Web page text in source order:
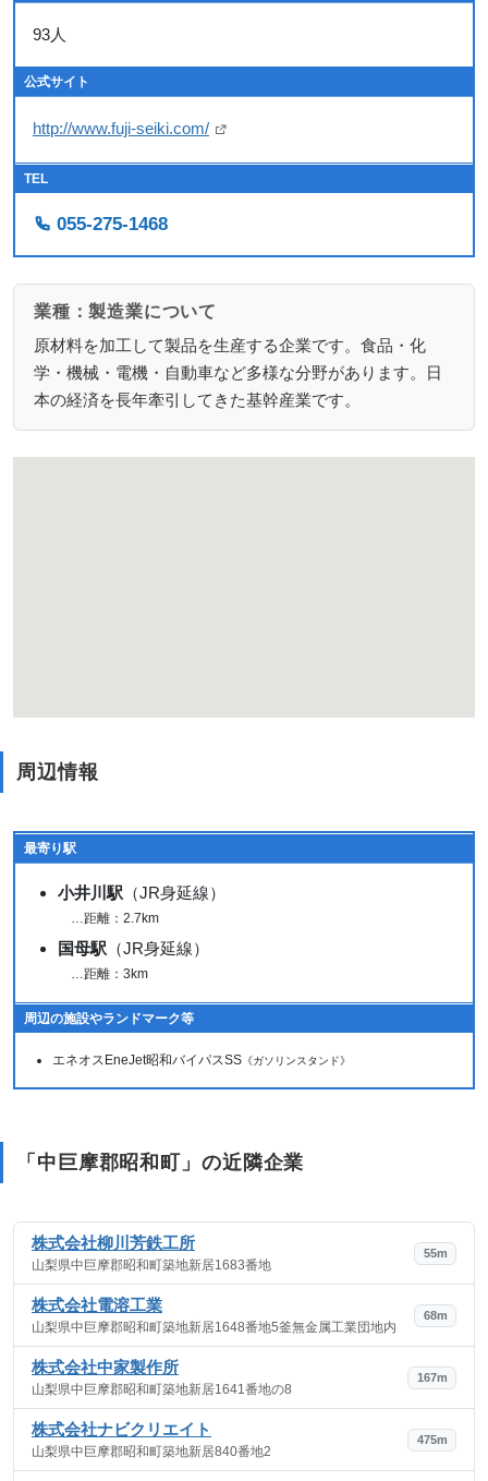
93人
公式サイト
http://www.fuji-seiki.com/
TEL
055-275-1468
業種：製造業について
原材料を加工して製品を生産する企業です。食品・化
学・機械・電機・自動車など多様な分野があります。日
本の経済を長年牽引してきた基幹産業です。
周辺情報
最寄り駅
小井川駅 （JR身延線）
…距離：2.7km
国母駅 （JR身延線）
…距離：3km
周辺の施設やランドマーク等
エネオスEneJet昭和バイパスSS 《ガソリンスタンド》
「中巨摩郡昭和町」の近隣企業
株式会社柳川芳鉄工所
山梨県中巨摩郡昭和町築地新居1683番地
55m
株式会社電溶工業
山梨県中巨摩郡昭和町築地新居1648番地5釜無金属工業団地内
68m
株式会社中家製作所
山梨県中巨摩郡昭和町築地新居1641番地の8
167m
株式会社ナビクリエイト
山梨県中巨摩郡昭和町築地新居840番地2
475m